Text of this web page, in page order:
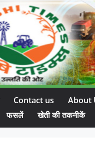
Contact us About
फसलें खेती की तकनीकें